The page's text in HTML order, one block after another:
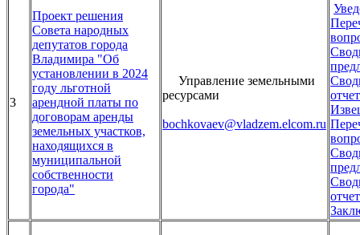
3
Проект решения
Совета народных
депутатов города
Владимира "Об
установлении в 2024
году льготной
арендной платы по
договорам аренды
земельных участков,
находящихся в
муниципальной
собственности
города"
Управление земельными
ресурсами
bochkovaev@vladzem.elcom.ru
отчет
отчет